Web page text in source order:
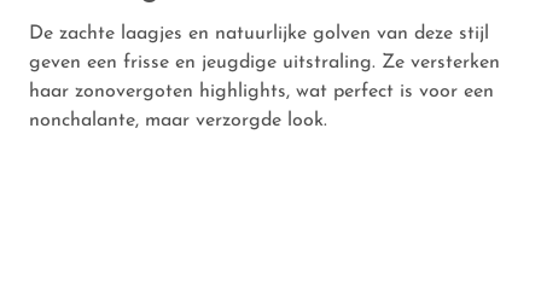
De zachte laagjes en natuurlijke golven van deze stijl
geven een frisse en jeugdige uitstraling. Ze versterken
haar zonovergoten highlights, wat perfect is voor een
nonchalante, maar verzorgde look.